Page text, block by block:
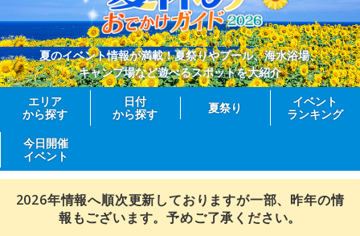
夏のイベント情報が満載！夏祭りやプール、海水浴場、
キャンプ場など遊べるスポットを大紹介
エリア
から探す
日付
から探す
夏祭り
イベント
ランキング
今日開催
イベント
2026年情報へ順次更新しておりますが一部、昨年の情
報もございます。予めご了承ください。